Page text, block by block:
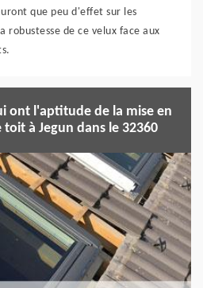
que peu d'effet sur les
robustesse de ce velux face aux
ont l'aptitude de la mise en
à Jegun dans le 32360